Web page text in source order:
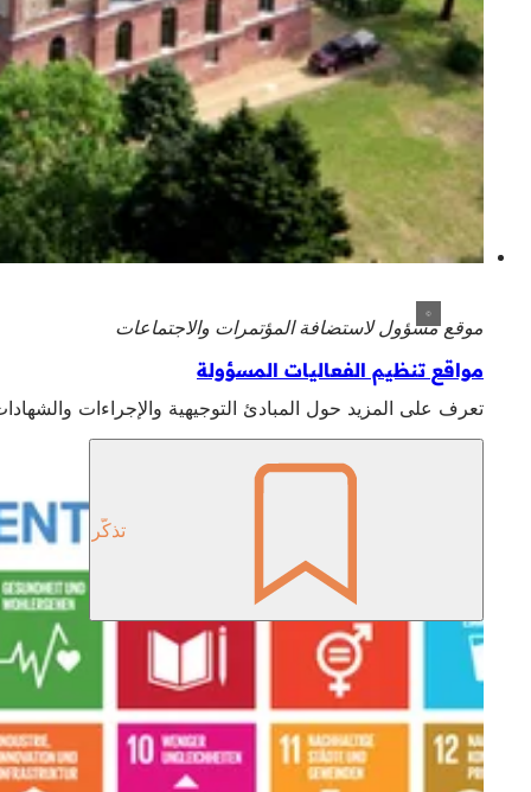
موقع مسؤول لاستضافة المؤتمرات والاجتماعات
مواقع تنظيم الفعاليات المسؤولة
تعرف على المزيد حول المبادئ التوجيهية والإجراءات
تذكّر